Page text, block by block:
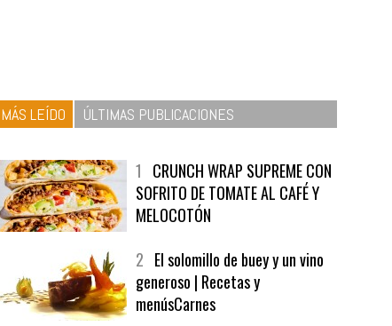
MÁS LEÍDO ÚLTIMAS PUBLICACIONES
SOFRITO DE TOMATE AL CAFÉ Y
MELOCOTÓN